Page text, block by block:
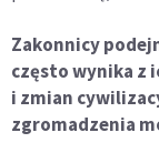
Zakonnicy
często wynika z
i zmian
zgromadzenia